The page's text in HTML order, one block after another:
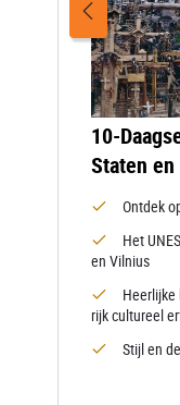
10-
Staten
Ontdek
Het
en Vilnius
Heerlijke
rijk cultureel
Stijl en